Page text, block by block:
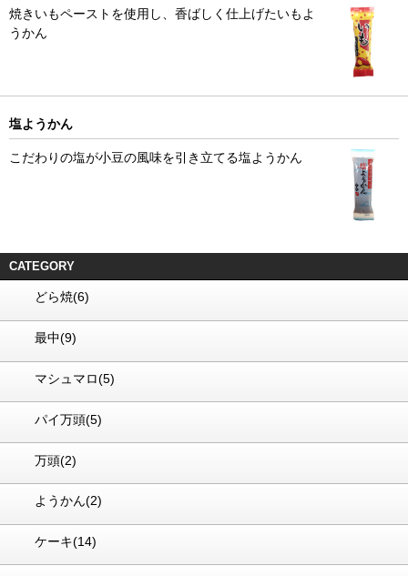
焼きいもペーストを使用し、香ばしく仕上げたいもよ
うかん
塩ようかん
こだわりの塩が小豆の風味を引き立てる塩ようかん
CATEGORY
どら焼(6)
最中(9)
マシュマロ(5)
パイ万頭(5)
万頭(2)
ようかん(2)
ケーキ(14)